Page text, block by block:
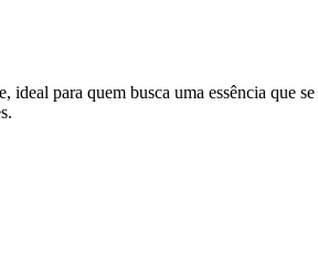
para quem busca uma essência que se